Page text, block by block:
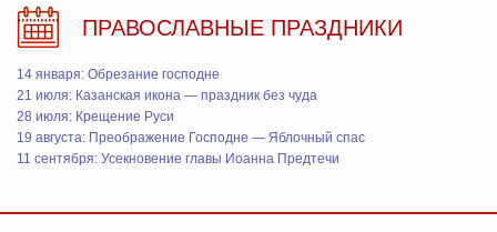
ПРАВОСЛАВНЫЕ ПРАЗДНИКИ
14 января: Обрезание господне
21 июля: Казанская икона — праздник без чуда
28 июля: Крещение Руси
19 августа: Преображение Господне — Яблочный спас
11 сентября: Усекновение главы Иоанна Предтечи